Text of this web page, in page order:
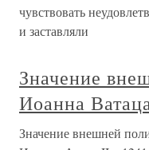
чувствовать
и заставляли
Значение
Иоанна
Значение внешней